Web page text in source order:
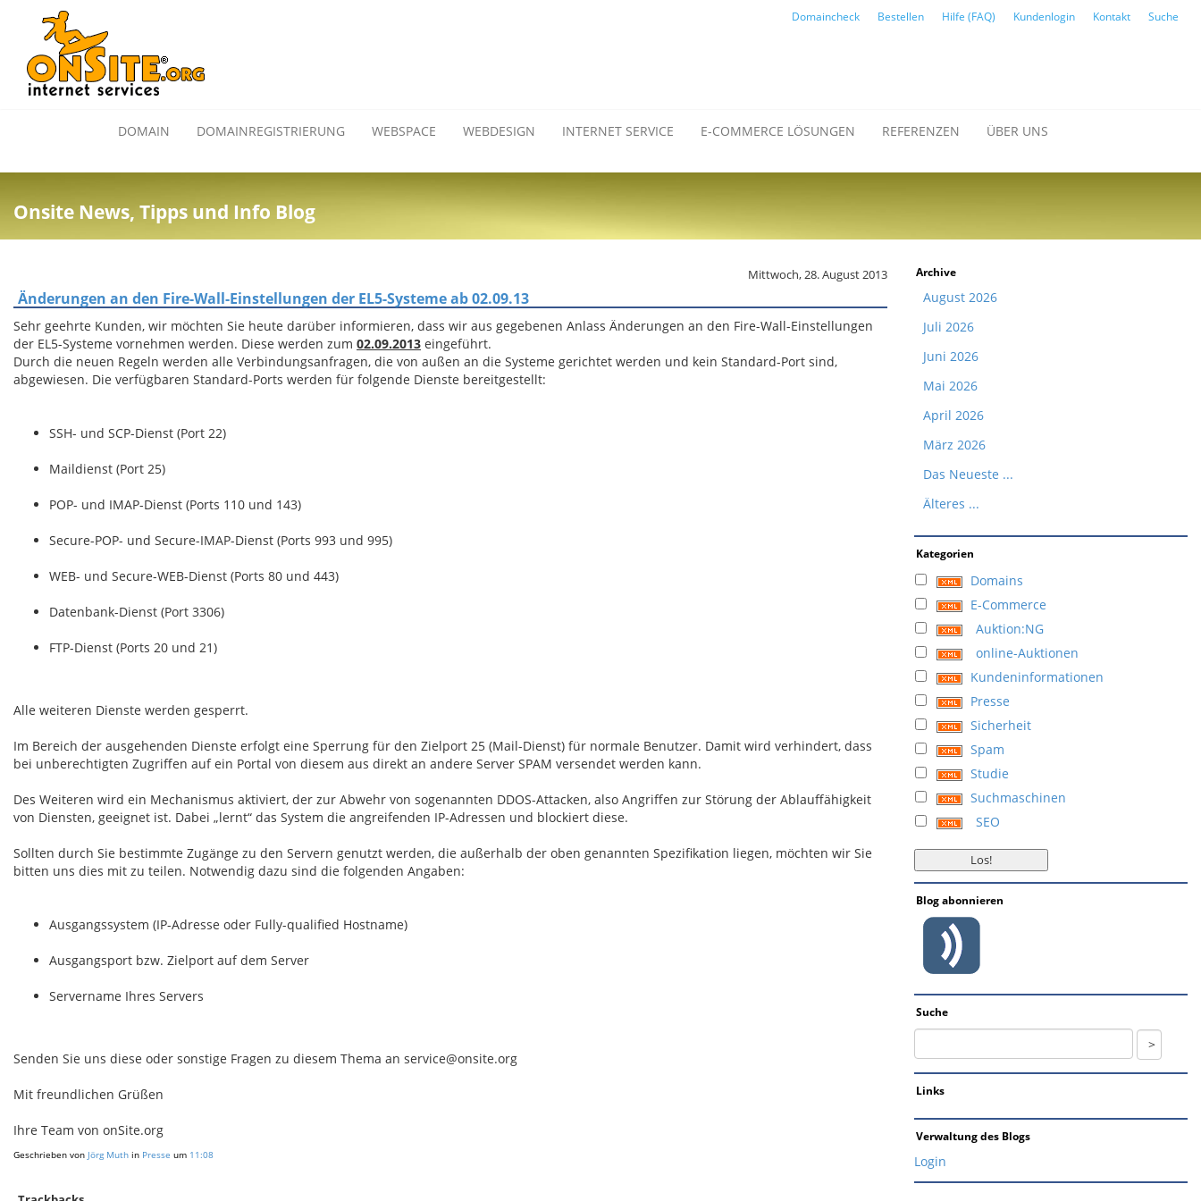
Domaincheck Bestellen Hilfe (FAQ) Kundenlogin Kontakt Suche
DOMAIN DOMAINREGISTRIERUNG WEBSPACE WEBDESIGN INTERNET SERVICE E-COMMERCE LÖSUNGEN REFERENZEN ÜBER UNS
Onsite News, Tipps und Info Blog
Mittwoch, 28. August 2013
Änderungen an den Fire-Wall-Einstellungen der EL5-Systeme ab 02.09.13
Sehr geehrte Kunden, wir möchten Sie heute darüber informieren, dass wir aus gegebenen Anlass Änderungen an den Fire-Wall-Einstellungen
der EL5-Systeme vornehmen werden. Diese werden zum 02.09.2013 eingeführt.
Durch die neuen Regeln werden alle Verbindungsanfragen, die von außen an die Systeme gerichtet werden und kein Standard-Port sind,
abgewiesen. Die verfügbaren Standard-Ports werden für folgende Dienste bereitgestellt:
SSH- und SCP-Dienst (Port 22)
Maildienst (Port 25)
POP- und IMAP-Dienst (Ports 110 und 143)
Secure-POP- und Secure-IMAP-Dienst (Ports 993 und 995)
WEB- und Secure-WEB-Dienst (Ports 80 und 443)
Datenbank-Dienst (Port 3306)
FTP-Dienst (Ports 20 und 21)
Alle weiteren Dienste werden gesperrt.
Im Bereich der ausgehenden Dienste erfolgt eine Sperrung für den Zielport 25 (Mail-Dienst) für normale Benutzer. Damit wird verhindert, dass
bei unberechtigten Zugriffen auf ein Portal von diesem aus direkt an andere Server SPAM versendet werden kann.
Des Weiteren wird ein Mechanismus aktiviert, der zur Abwehr von sogenannten DDOS-Attacken, also Angriffen zur Störung der Ablauffähigkeit
von Diensten, geeignet ist. Dabei „lernt“ das System die angreifenden IP-Adressen und blockiert diese.
Sollten durch Sie bestimmte Zugänge zu den Servern genutzt werden, die außerhalb der oben genannten Spezifikation liegen, möchten wir Sie
bitten uns dies mit zu teilen. Notwendig dazu sind die folgenden Angaben:
Ausgangssystem (IP-Adresse oder Fully-qualified Hostname)
Ausgangsport bzw. Zielport auf dem Server
Servername Ihres Servers
Senden Sie uns diese oder sonstige Fragen zu diesem Thema an service@onsite.org
Mit freundlichen Grüßen
Ihre Team von onSite.org
Geschrieben von Jörg Muth in Presse um 11:08
Archive
August 2026
Juli 2026
Juni 2026
Mai 2026
April 2026
März 2026
Das Neueste ...
Älteres ...
Kategorien
Domains
E-Commerce
Auktion:NG
online-Auktionen
Kundeninformationen
Presse
Sicherheit
Spam
Studie
Suchmaschinen
SEO
Blog abonnieren
Suche
Links
Verwaltung des Blogs
Login